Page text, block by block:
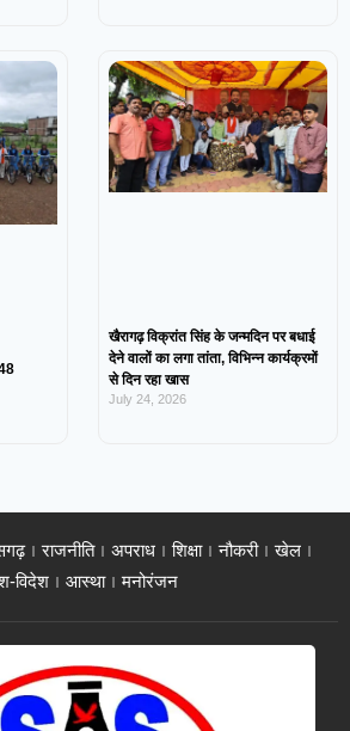
खैरागढ़ विक्रांत सिंह के जन्मदिन पर बधाई
देने वालों का लगा तांता, विभिन्न कार्यक्रमों
से दिन रहा खास
July 24, 2026
राजनीति अपराध शिक्षा नौकरी
खेल
विदेश
आस्था मनोरंजन